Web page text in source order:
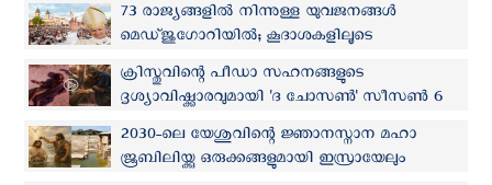
73 രാജ്യങ്ങളിൽ നിന്നുള്ള യുവജനങ്ങള്‍
മെഡ്‌ജുഗോറിയില്‍; കൂദാശകളിലൂടെ
ക്രിസ്തുവിലേക്ക് മടങ്ങുവാന്‍ പാപ്പയുടെ ആഹ്വാനം
ക്രിസ്തുവിന്റെ പീഡാ സഹനങ്ങളുടെ
ദൃശ്യാവിഷ്ക്കാരവുമായി 'ദ ചോസൺ' സീസൺ 6
ടീസര്‍ പുറത്ത്
2030-ലെ യേശുവിന്റെ ജ്ഞാനസ്നാന മഹാ
ജൂബിലിയ്ക്കു ഒരുക്കങ്ങളുമായി ഇസ്രായേലും